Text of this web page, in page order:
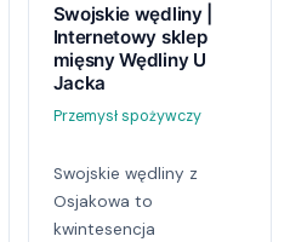
Swojskie wędliny |
Internetowy sklep
mięsny Wędliny U
Jacka
Przemysł spożywczy
Swojskie wędliny z
Osjakowa to
kwintesencja